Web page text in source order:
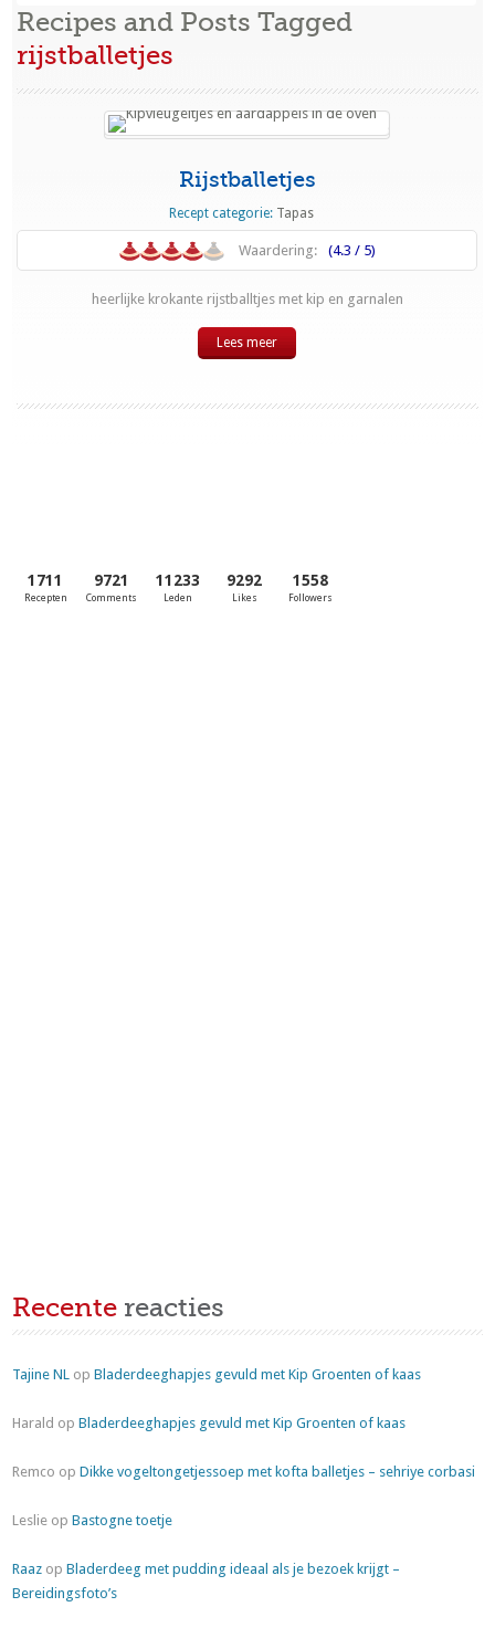
Recipes and Posts Tagged
rijstballetjes
Rijstballetjes
Recept categorie: Tapas
Waardering: (4.3 / 5)
heerlijke krokante rijstballtjes met kip en garnalen
Lees meer
1711
Recepten
9721
Comments
11233
Leden
9292
Likes
1558
Followers
Recente reacties
Tajine NL opBladerdeeghapjes gevuld met Kip Groenten of kaas
Harald opBladerdeeghapjes gevuld met Kip Groenten of kaas
Remco opDikke vogeltongetjessoep met kofta balletjes – sehriye corbasi
Leslie opBastogne toetje
Raaz opBladerdeeg met pudding ideaal als je bezoek krijgt –
Bereidingsfoto’s